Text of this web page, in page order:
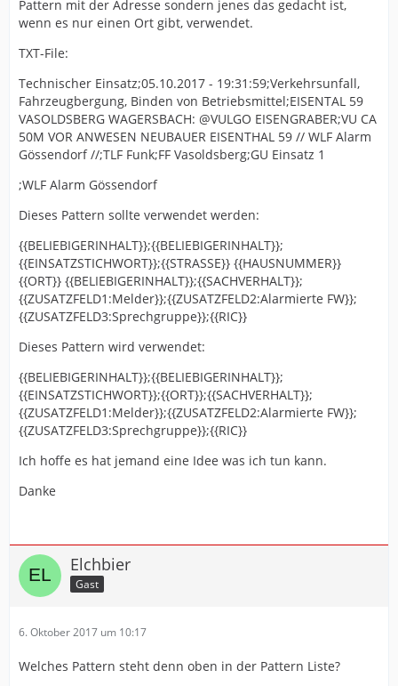
Pattern mit der Adresse sondern jenes das gedacht ist,
wenn es nur einen Ort gibt, verwendet.
TXT-File:
Technischer Einsatz;05.10.2017 - 19:31:59;Verkehrsunfall,
Fahrzeugbergung, Binden von Betriebsmittel;EISENTAL 59
VASOLDSBERG WAGERSBACH: @VULGO EISENGRABER;VU CA
50M VOR ANWESEN NEUBAUER EISENTHAL 59 // WLF Alarm
Gössendorf //;TLF Funk;FF Vasoldsberg;GU Einsatz 1
;WLF Alarm Gössendorf
Dieses Pattern sollte verwendet werden:
{{BELIEBIGERINHALT}};{{BELIEBIGERINHALT}};
{{EINSATZSTICHWORT}};{{STRASSE}} {{HAUSNUMMER}}
{{ORT}} {{BELIEBIGERINHALT}};{{SACHVERHALT}};
{{ZUSATZFELD1:Melder}};{{ZUSATZFELD2:Alarmierte FW}};
{{ZUSATZFELD3:Sprechgruppe}};{{RIC}}
Dieses Pattern wird verwendet:
{{BELIEBIGERINHALT}};{{BELIEBIGERINHALT}};
{{EINSATZSTICHWORT}};{{ORT}};{{SACHVERHALT}};
{{ZUSATZFELD1:Melder}};{{ZUSATZFELD2:Alarmierte FW}};
{{ZUSATZFELD3:Sprechgruppe}};{{RIC}}
Ich hoffe es hat jemand eine Idee was ich tun kann.
Danke
Elchbier
Gast
6. Oktober 2017 um 10:17
Welches Pattern steht denn oben in der Pattern Liste?